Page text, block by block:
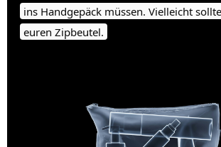
ins Handgepäck müssen. Vielleicht
euren Zipbeutel.